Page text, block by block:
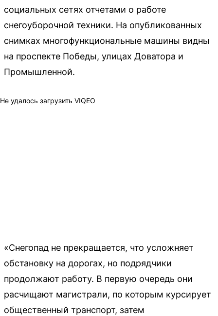
социальных сетях отчетами о работе
снегоуборочной техники. На опубликованных
снимках многофункциональные машины видны
на проспекте Победы, улицах Доватора и
Промышленной.
Не удалось загрузить VIQEO
«Снегопад не прекращается, что усложняет
обстановку на дорогах, но подрядчики
продолжают работу. В первую очередь они
расчищают магистрали, по которым курсирует
общественный транспорт, затем